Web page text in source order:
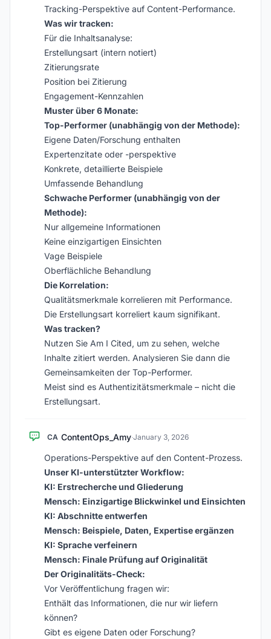
Tracking-Perspektive auf Content-Performance.
Was wir tracken:
Für die Inhaltsanalyse:
Erstellungsart (intern notiert)
Zitierungsrate
Position bei Zitierung
Engagement-Kennzahlen
Muster über 6 Monate:
Top-Performer (unabhängig von der Methode):
Eigene Daten/Forschung enthalten
Expertenzitate oder -perspektive
Konkrete, detaillierte Beispiele
Umfassende Behandlung
Schwache Performer (unabhängig von der
Methode):
Nur allgemeine Informationen
Keine einzigartigen Einsichten
Vage Beispiele
Oberflächliche Behandlung
Die Korrelation:
Qualitätsmerkmale korrelieren mit Performance.
Die Erstellungsart korreliert kaum signifikant.
Was tracken?
Nutzen Sie Am I Cited, um zu sehen, welche
Inhalte zitiert werden. Analysieren Sie dann die
Gemeinsamkeiten der Top-Performer.
Meist sind es Authentizitätsmerkmale – nicht die
Erstellungsart.
CA ContentOps_Amy·January 3, 2026
Operations-Perspektive auf den Content-Prozess.
Unser KI-unterstützter Workflow:
KI: Erstrecherche und Gliederung
Mensch: Einzigartige Blickwinkel und Einsichten
KI: Abschnitte entwerfen
Mensch: Beispiele, Daten, Expertise ergänzen
KI: Sprache verfeinern
Mensch: Finale Prüfung auf Originalität
Der Originalitäts-Check:
Vor Veröffentlichung fragen wir:
Enthält das Informationen, die nur wir liefern
können?
Gibt es eigene Daten oder Forschung?